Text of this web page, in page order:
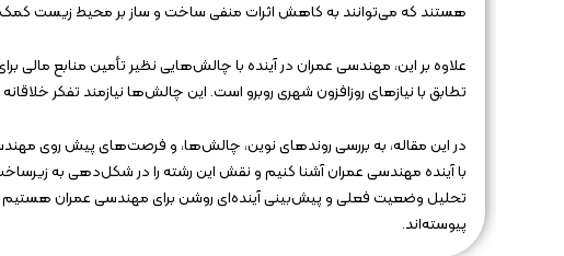
هستند که می‌توانند به کاهش اثرات منفی ساخت و ساز بر محیط زیست کمک
علاوه بر این، مهندسی عمران در آینده با چالش‌هایی نظیر تأمین منابع مالی
تطابق با نیازهای روزافزون شهری روبرو است. این چالش‌ها نیازمند تفکر
در این مقاله، به بررسی روندهای نوین، چالش‌ها، و فرصت‌های پیش روی
با آینده مهندسی عمران آشنا کنیم و نقش این رشته را در شکل‌دهی به
تحلیل وضعیت فعلی و پیش‌بینی آینده‌ای روشن برای مهندسی عمران هستیم که
پیوسته‌اند.